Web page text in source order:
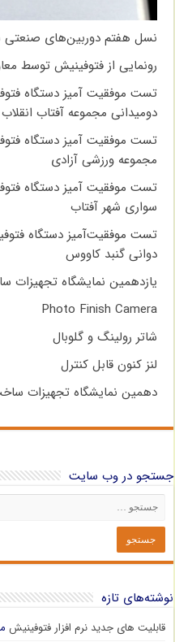
نسل هفتم دوربین‌های صنعتی
رونمایی از فتوفینیش توسط
تست موفقیت آمیز دستگاه
دومیدانی مجموعه آفتاب انقلاب
تست موفقیت آمیز دستگاه
مجموعه ورزشی آزادی
تست موفقیت آمیز دستگاه
سواری شهر آفتاب
تست موفقیت‌آمیز دستگاه
دوانی گنبد کاووس
یازدهمین نمایشگاه تجهیزات
Photo Finish Camera
شاتر رولینگ و گلوبال
لنز کنون قابل کنترل
دهمین نمایشگاه تجهیزات
جستجو در وب سایت
نوشته‌های تازه
قابلیت های جدید نرم افزار فتوفینیش